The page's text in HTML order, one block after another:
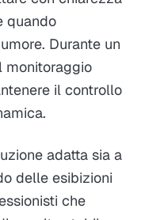
quando
Durante un
monitoraggio
il controllo
adatta sia a
delle esibizioni
che